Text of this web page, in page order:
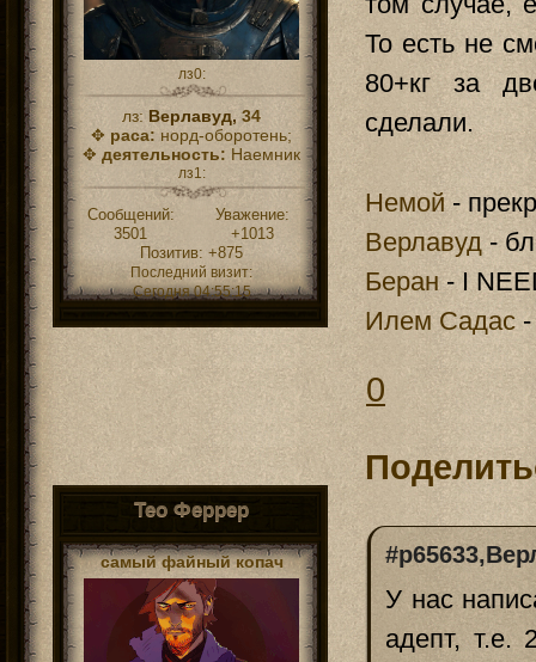
лз0:
лз: Верлавуд, 34
✥ раса: норд-оборотень;
✥ деятельность: Наемник
лз1:
Сообщений:
3501
Уважение:
+1013
Позитив: +875
Последний визит:
Сегодня 04:55:15
То есть не
80+кг за
сделали.
Немой-
Верлавуд-
Беран- I
Илем Садас
0
Тео Феррер
самый файный копач
У нас
адепт, т.е.